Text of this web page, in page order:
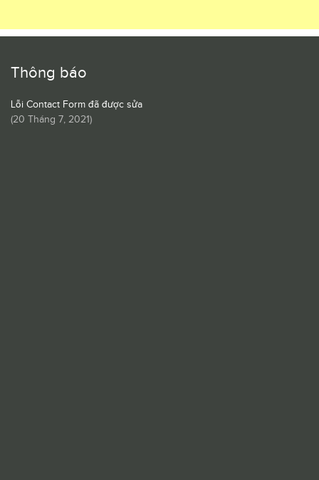
Thông báo
Lỗi Contact Form đã được sửa
(20 Tháng 7, 2021)